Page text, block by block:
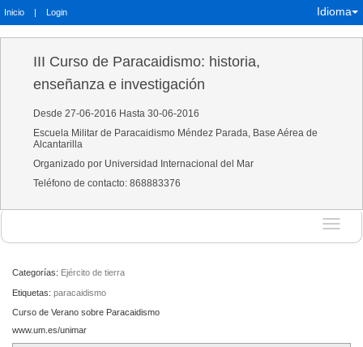
Inicio | Login Idioma
III Curso de Paracaidismo: historia,
enseñanza e investigación
Desde 27-06-2016 Hasta 30-06-2016
Escuela Militar de Paracaidismo Méndez Parada, Base Aérea de
Alcantarilla
Organizado por Universidad Internacional del Mar
Teléfono de contacto: 868883376
Idioma
Categorías: Ejército de tierra
Etiquetas: paracaidismo
Curso de Verano sobre Paracaidismo
www.um.es/unimar